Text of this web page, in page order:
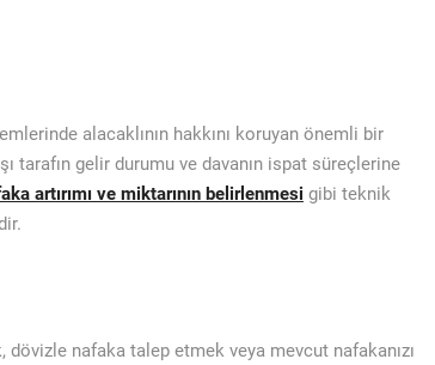
alacaklının hakkını koruyan önemli bir
tarafın gelir durumu ve davanın ispat süreçlerine
artırımı ve miktarının belirlenmesi gibi teknik
dövizle nafaka talep etmek veya mevcut nafakanızı